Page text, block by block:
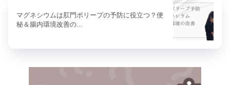
マグネシウムは肛門ポリープの予防に役立つ？便
秘＆腸内環境改善の…